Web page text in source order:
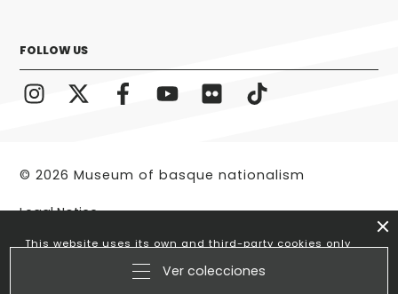
Ver colecciones
FOLLOW US
© 2026 Museum of basque nationalism
Legal Notice
This website uses its own and third-party cookies only
understand that you accept its use.More information